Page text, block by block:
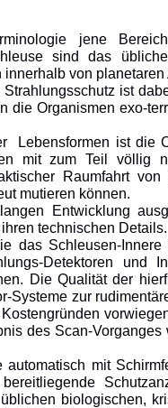
jene
sind das
von
ist
Organismen exo-
Lebensformen ist die
mit zum Teil völlig
Raumfahrt von
mutieren können.
Entwicklung
technischen Details.
das Schleusen-
Detektoren und
Die Qualität der
zur
des Scan-
mit
biologischen,